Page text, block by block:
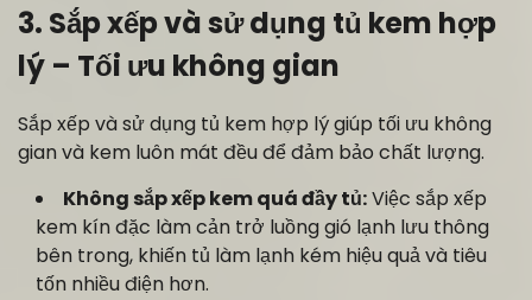
3. Sắp xếp và sử dụng tủ kem hợp
lý – Tối ưu không gian
Sắp xếp và sử dụng tủ kem hợp lý giúp tối ưu không
gian và kem luôn mát đều để đảm bảo chất lượng.
Không sắp xếp kem quá đầy tủ:Việc sắp xếp
kem kín đặc làm cản trở luồng gió lạnh lưu thông
bên trong, khiến tủ làm lạnh kém hiệu quả và tiêu
tốn nhiều điện hơn.